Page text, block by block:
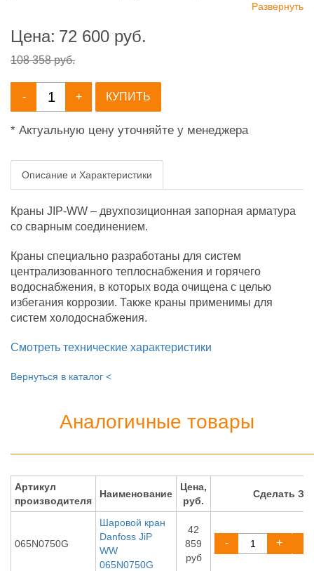
Развернуть
Цена: 72 600 руб.
108 358 руб.
- + КУПИТЬ
* Актуальную цену уточняйте у менеджера
Описание и Характеристики
Краны JIP-WW – двухпозиционная запорная арматура
со сварным соединением.
Краны специально разработаны для систем
централизованного теплоснабжения и горячего
водоснабжения, в которых вода очищена с целью
избегания коррозии. Также краны применимы для
систем холодоснабжения.
Смотреть технические характеристики
Вернуться в каталог <
Аналогичные товары
Артикул
производителя
Наименование
Цена,
руб.
Сделать
065N0750G
Шаровой кран
Danfoss JiP
WW
065N0750G
42
859
руб
- +